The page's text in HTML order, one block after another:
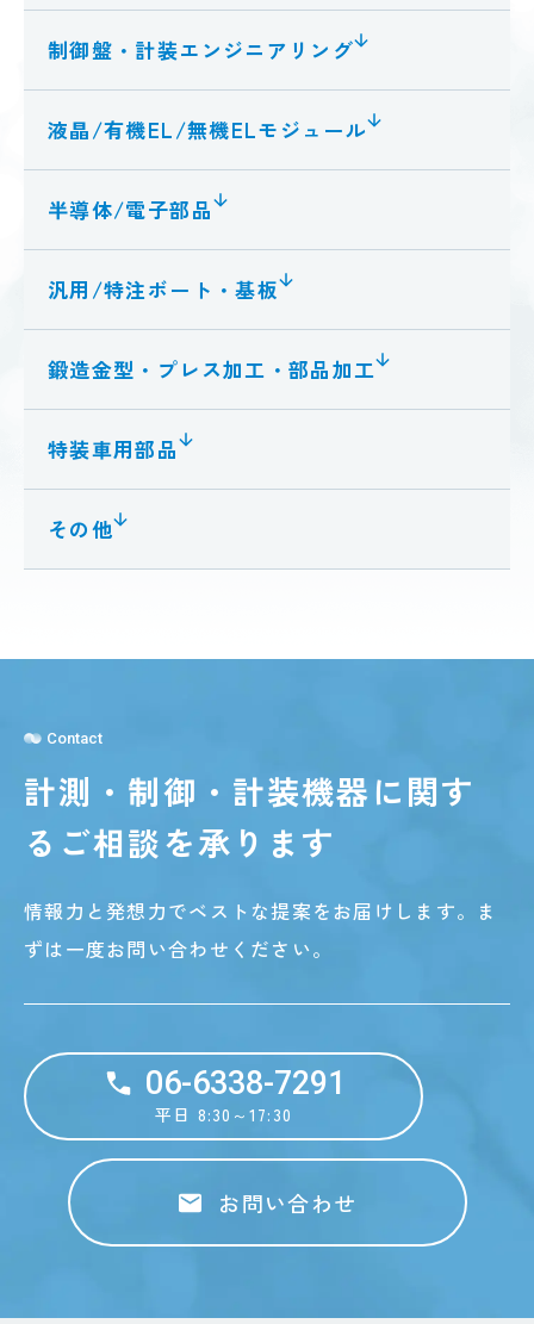
制御盤・計装エンジニアリング
液晶/有機EL/無機ELモジュール
半導体/電子部品
汎用/特注ボート・基板
鍛造金型・プレス加工・部品加工
特装車用部品
その他
Contact
計測・制御・計装機器に関す
る ご相談を承ります
情報力と発想力でベストな提案をお届けします。 ま
ずは一度お問い合わせください。
06-6338-7291
平日 8:30～17:30
お問い合わせ